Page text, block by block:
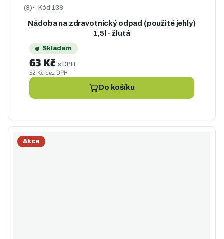
Nádoba na zdravotnický odpad (použité jehly)
1,5l - žlutá
Průměrné hodnocení produktu je 5,0 z 5 hvězdiček.
Kód 138
Skladem
52 Kč bez DPH
63 Kč s DPH
Do košíku
Akce